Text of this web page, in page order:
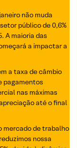
não muda
público de 0,6%
A maioria das
a impactar a
a taxa de câmbio
pagamentos
nas máximas
até o final
mercado de trabalho
nossa